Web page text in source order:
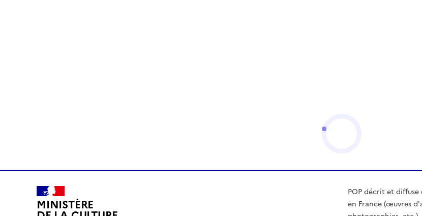
MINISTÈRE
POP décrit et
en France (œuvres